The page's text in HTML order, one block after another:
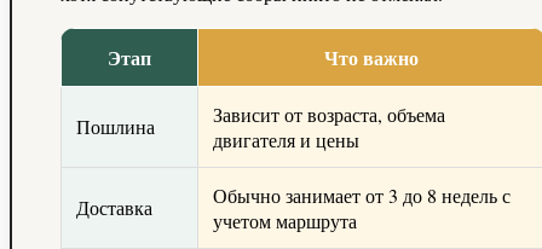
Этап Что важно
Пошлина
Зависит от возраста, объема
двигателя и цены
Доставка
Обычно занимает от 3 до 8 недель с
учетом маршрута